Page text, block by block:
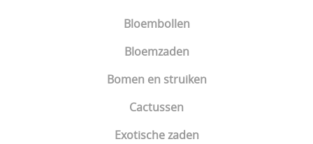
Bloembollen
Bloemzaden
Bomen en struiken
Cactussen
Exotische zaden